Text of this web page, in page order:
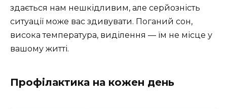
здається нам нешкідливим, але серйозність
ситуації може вас здивувати. Поганий сон,
висока температура, виділення — їм не місце у
вашому житті.
Профілактика на кожен день